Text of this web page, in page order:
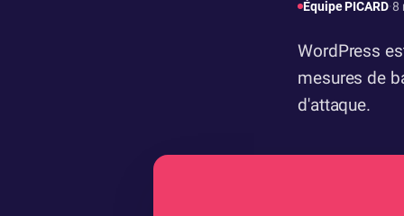
Équipe PICARD·8
WordPress
mesures de
d'attaque.